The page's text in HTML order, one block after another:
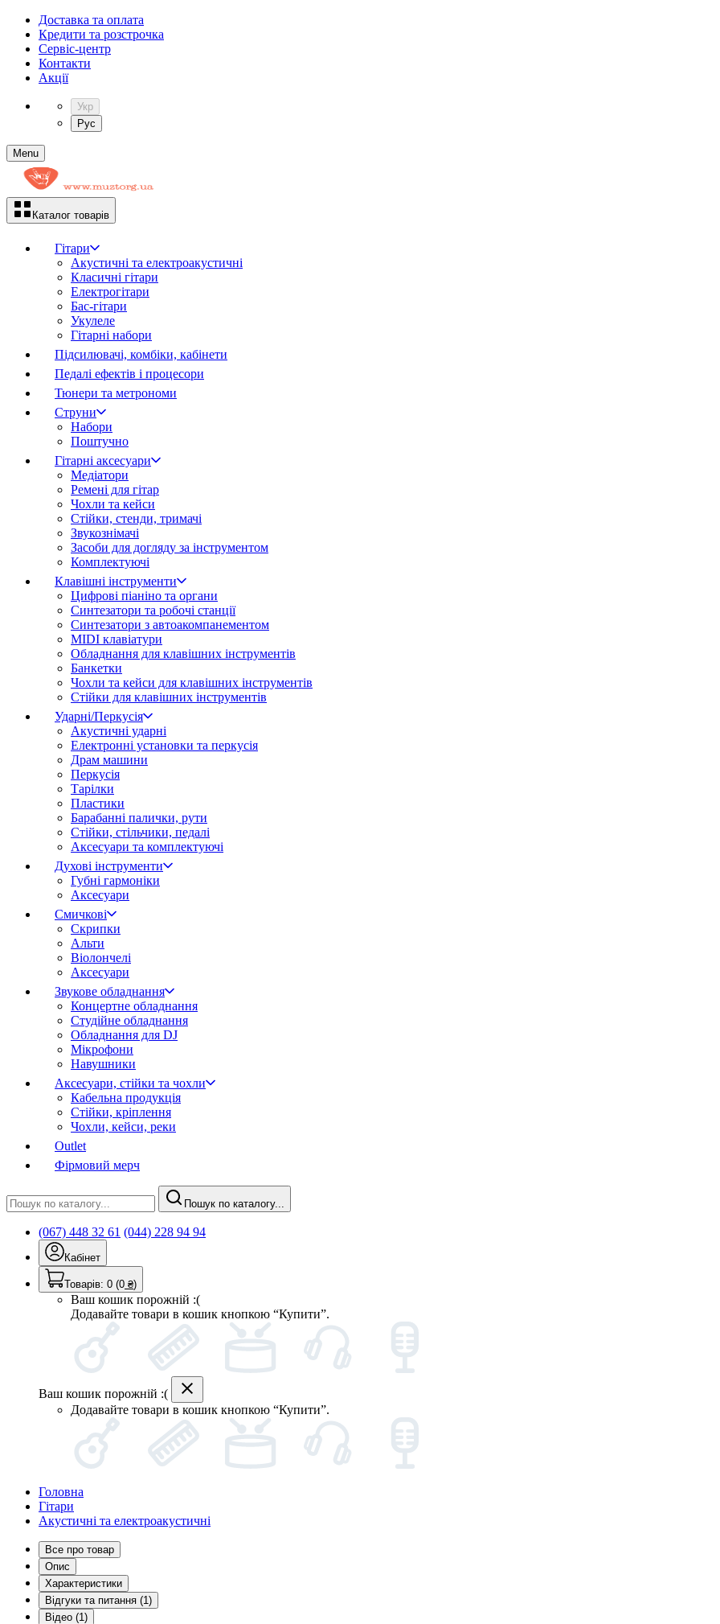
Доставка та оплата
Кредити та розстрочка
Сервіc-центр
Контакти
Акції
Укр
Рус
Menu
Каталог товарів
Гітари
Акустичні та електроакустичні
Класичні гітари
Електрогітари
Бас-гітари
Укулеле
Гітарні набори
Підсилювачі, комбіки, кабінети
Педалі ефектів і процесори
Тюнери та метрономи
Струни
Набори
Поштучно
Гітарні аксесуари
Медіатори
Ремені для гітар
Чохли та кейси
Стійки, стенди, тримачі
Звукознімачі
Засоби для догляду за інструментом
Комплектуючі
Клавішні інструменти
Цифрові піаніно та органи
Синтезатори та робочі станції
Синтезатори з автоакомпанементом
MIDI клавіатури
Обладнання для клавішних інструментів
Банкетки
Чохли та кейси для клавішних інструментів
Стійки для клавішних інструментів
Ударні/Перкусія
Акустичні ударні
Електронні установки та перкусія
Драм машини
Перкусія
Тарілки
Пластики
Барабанні палички, рути
Стійки, стільчики, педалі
Аксесуари та комплектуючі
Духові інструменти
Губні гармоніки
Аксесуари
Смичкові
Скрипки
Альти
Віолончелі
Аксесуари
Звукове обладнання
Концертне обладнання
Студійне обладнання
Обладнання для DJ
Мікрофони
Навушники
Аксесуари, стійки та чохли
Кабельна продукція
Стійки, кріплення
Чохли, кейси, реки
Outlet
Фірмовий мерч
Пошук по каталогу...
(067) 448 32 61 (044) 228 94 94
Кабінет
Товарів: 0 (0 ₴)
Ваш кошик порожній :(
Додавайте товари в кошик кнопкою “Купити”.
Ваш кошик порожній :(
Додавайте товари в кошик кнопкою “Купити”.
Головна
Гітари
Акустичні та електроакустичні
Все про товар
Опис
Характеристики
Відгуки та питання (1)
Відео (1)